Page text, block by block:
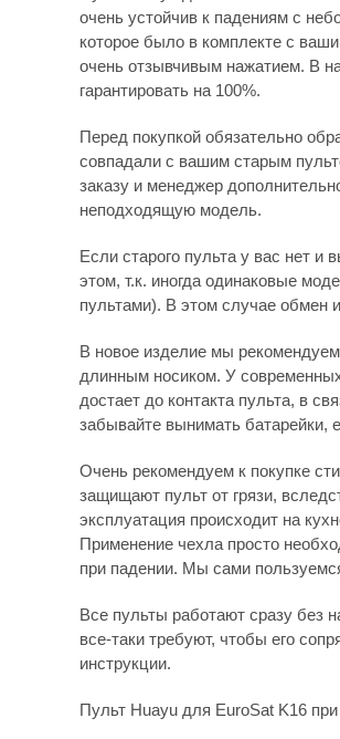
очень устойчив к падениям с
которое было в комплекте с
очень отзывчивым нажатием. В
гарантировать на 100%.
Перед покупкой обязательно
совпадали с вашим старым
заказу и менеджер
неподходящую модель.
Если старого пульта у вас нет и
этом, т.к. иногда одинаковые
пультами). В этом случае обмен
В новое изделие мы
длинным носиком. У
достает до контакта пульта, в
забывайте вынимать батарейки,
Очень рекомендуем к покупке
защищают пульт от грязи,
эксплуатация происходит на
Применение чехла просто
при падении. Мы сами
Все пульты работают сразу без
все-таки требуют, чтобы его
инструкции.
Пульт Huayu для EuroSat K16